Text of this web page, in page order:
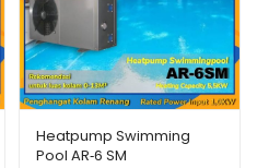
Heatpump Swimming
Pool AR‐6 SM